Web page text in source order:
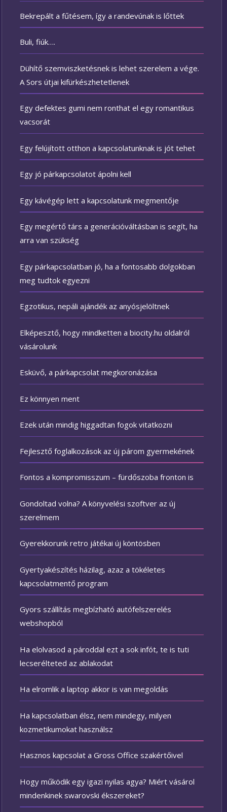
Bekrepált a fűtésem, így a randevúnak is lőttek
Buli, fiúk….
Dühítő szemviszketésnek is lehet szerelem a vége.
A Sors útjai kifürkészhetetlenek
Egy defektes gumi nem ronthat el egy romantikus
vacsorát
Egy felújított otthon a kapcsolatunknak is jót tehet
Egy jó párkapcsolatot ápolni kell
Egy kávégép lett a kapcsolatunk megmentője
Egy megértő társ a generációváltásban is segít, ha
arra van szükség
Egy párkapcsolatban jó, ha a fontosabb dolgokban
meg tudtok egyezni
Egzotikus, nepáli ajándék az anyósjelöltnek
Elképesztő, hogy mindketten a biocity.hu oldalról
vásárolunk
Esküvő, a párkapcsolat megkoronázása
Ez könnyen ment
Ezek után mindig higgadtan fogok vitatkozni
Fejlesztő foglalkozások az új párom gyermekének
Fontos a kompromisszum – fürdőszoba fronton is
Gondoltad volna? A könyvelési szoftver az új
szerelmem
Gyerekkorunk retro játékai új köntösben
Gyertyakészítés házilag, azaz a tökéletes
kapcsolatmentő program
Gyors szállítás megbízható autófelszerelés
webshopból
Ha elolvasod a pároddal ezt a sok infót, te is tuti
lecserélteted az ablakodat
Ha elromlik a laptop akkor is van megoldás
Ha kapcsolatban élsz, nem mindegy, milyen
kozmetikumokat használsz
Hasznos kapcsolat a Gross Office szakértőivel
Hogy működik egy igazi nyilas agya? Miért vásárol
mindenkinek swarovski ékszereket?